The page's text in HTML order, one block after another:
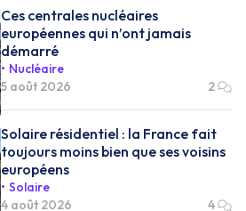
Ces centrales nucléaires
européennes qui n’ont jamais
démarré
Nucléaire
5 août 2026
2
Solaire résidentiel : la France fait
toujours moins bien que ses voisins
européens
Solaire
4 août 2026
4